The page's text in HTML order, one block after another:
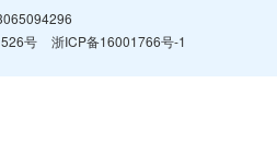
号 浙ICP备16001766号-1